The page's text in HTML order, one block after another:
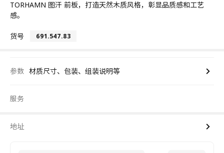
TORHAMN 图汗 前板，打造天然木质风格，彰显品质感和工艺
感。
货号 691.547.83
参数 材质尺寸、包装、组装说明等
服务
地址